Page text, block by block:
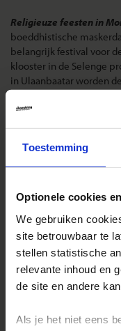
Toestemming
Optionele cookies
We gebruiken
site betrouwbaar te
stellen statistische
relevante inhoud en
de site en andere
Als je het niet eens
Religieuze feesten in
boeddhistische
belangrijk festival voor
klooster in de Selenge
in Ulaanbaatar worden
jaar houden enkele
plaats bij het Gandan
Reizen met
De belangrijkste info
Bestemmingen